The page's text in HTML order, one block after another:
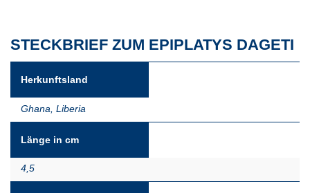
STECKBRIEF ZUM EPIPLATYS DAGETI
Herkunftsland
Ghana Liberia
Länge in cm
4,5